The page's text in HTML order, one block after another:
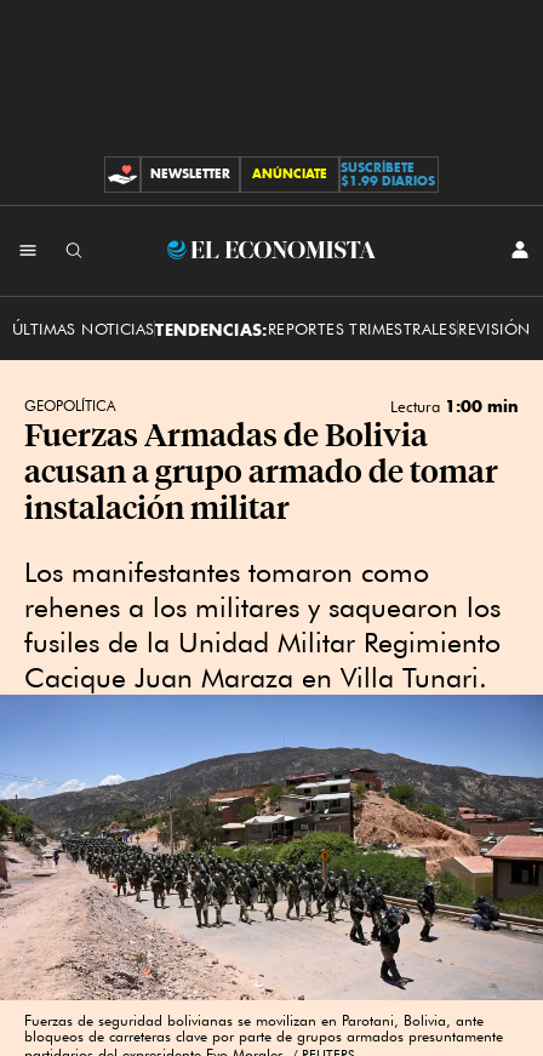
CONTRIBUCIONES
NEWSLETTER ANÚNCIATE
SUSCRÍBETE
$1.99 DIARIOS
El
ÚLTIMAS NOTICIASTENDENCIAS:REPORTES TRIMESTRALESREVISIÓN
GEOPOLÍTICA Lectura 1:00 min
Fuerzas Armadas de Bolivia
acusan a grupo armado de tomar
instalación militar
Los manifestantes tomaron como
rehenes a los militares y saquearon los
fusiles de la Unidad Militar Regimiento
Cacique Juan Maraza en Villa Tunari.
Fuerzas de seguridad bolivianas se movilizan en Parotani, Bolivia, ante
bloqueos de carreteras clave por parte de grupos armados presuntamente